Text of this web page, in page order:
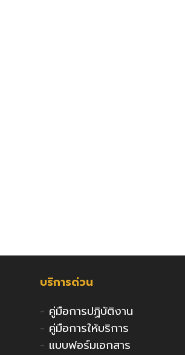
บริการด่วน
- คู่มือการปฏิบัติงาน
- คู่มือการให้บริการ
- แบบฟอร์มเอกสาร